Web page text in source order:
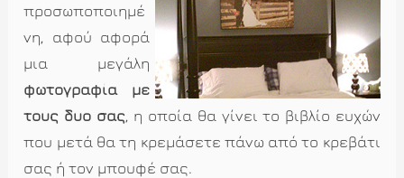
προσωποποιημέ
νη, αφού αφορά
μια μεγάλη
φωτογραφία με
τους δυο σας, η οποία θα γίνει το βιβλίο ευχών
που μετά θα τη κρεμάσετε πάνω από το κρεβάτι
σας ή τον μπουφέ σας.